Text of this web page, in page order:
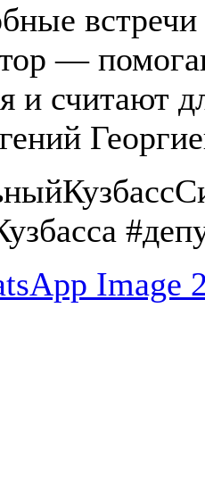
—
и считают